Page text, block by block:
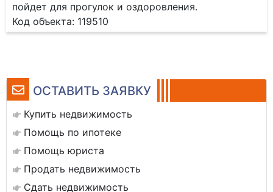
ОСТАВИТЬ ЗАЯВКУ
Купить недвижимость
Помощь по ипотеке
Помощь юриста
Продать недвижимость
Сдать недвижимость
пойдет для прогулок и оздоровления.
Код объекта: 119510